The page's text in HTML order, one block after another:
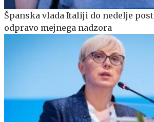
Španska vlada Italiji do nedelje
odpravo mejnega nadzora